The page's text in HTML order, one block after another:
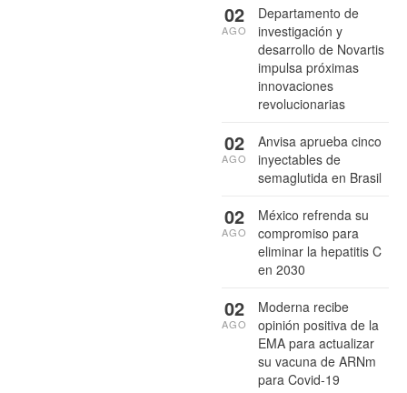
Departamento de
investigación y
desarrollo de Novartis
impulsa próximas
innovaciones
revolucionarias
02
AGO
Anvisa aprueba cinco
inyectables de
semaglutida en Brasil
02
AGO
México refrenda su
compromiso para
eliminar la hepatitis C
en 2030
02
AGO
Moderna recibe
opinión positiva de la
EMA para actualizar
su vacuna de ARNm
para Covid-19
02
AGO